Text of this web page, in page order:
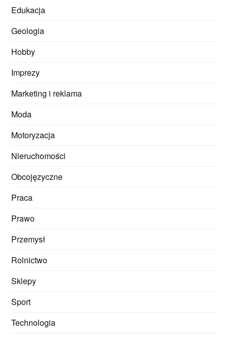
Edukacja
Geologia
Hobby
Imprezy
Marketing i reklama
Moda
Motoryzacja
Nieruchomości
Obcojęzyczne
Praca
Prawo
Przemysł
Rolnictwo
Sklepy
Sport
Technologia